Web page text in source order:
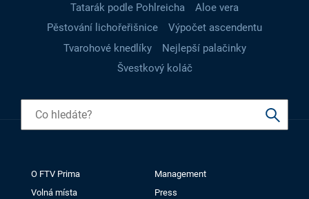
Tatarák podle Pohlreicha
Aloe vera
Pěstování lichořeřišnice
Výpočet ascendentu
Tvarohové knedlíky
Nejlepší palačinky
Švestkový koláč
O FTV Prima
Management
Volná místa
Press